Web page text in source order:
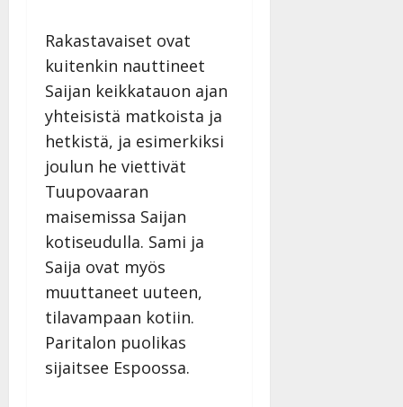
Rakastavaiset ovat
kuitenkin nauttineet
Saijan keikkatauon ajan
yhteisistä matkoista ja
hetkistä, ja esimerkiksi
joulun he viettivät
Tuupovaaran
maisemissa Saijan
kotiseudulla. Sami ja
Saija ovat myös
muuttaneet uuteen,
tilavampaan kotiin.
Paritalon puolikas
sijaitsee Espoossa.